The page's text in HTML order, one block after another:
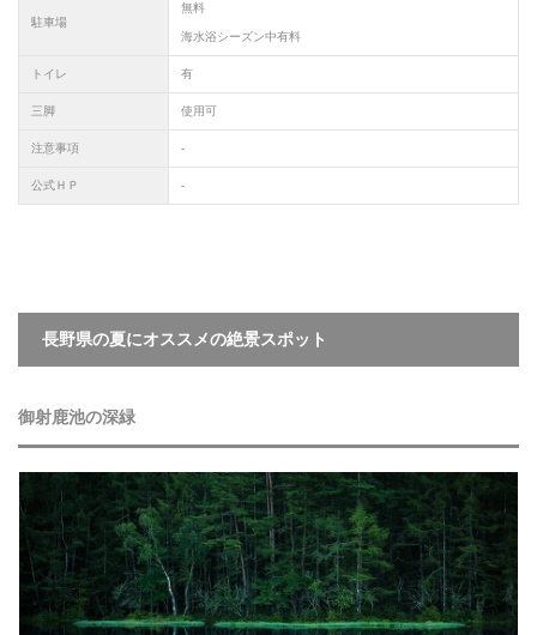
駐車場
無料
海水浴シーズン中有料
トイレ 有
三脚 使用可
注意事項 -
公式ＨＰ -
長野県の夏にオススメの絶景スポット
御射鹿池の深緑